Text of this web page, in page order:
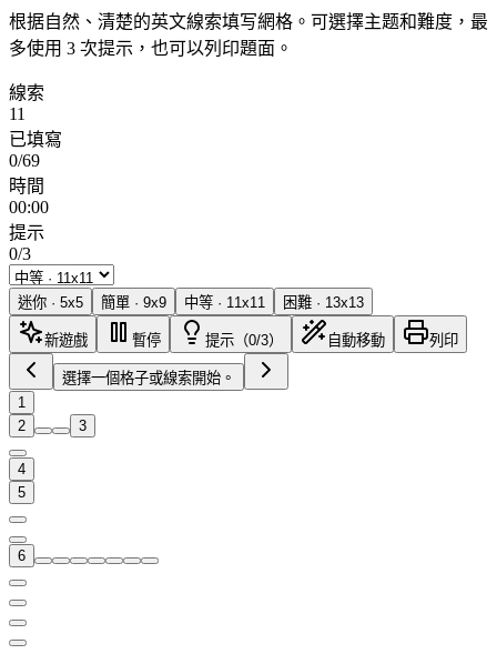
根据自然、清楚的英文線索填写網格。可選擇主题和難度，最
多使用 3 次提示，也可以列印題面。
線索
11
已填寫
0/69
時間
00:00
提示
0/3
迷你 · 5x5 簡單 · 9x9 中等 · 11x11 困難 · 13x13
新遊戲 暫停 提示（0/3） 自動移動 列印
選擇一個格子或線索開始。
1
2
3
4
5
6